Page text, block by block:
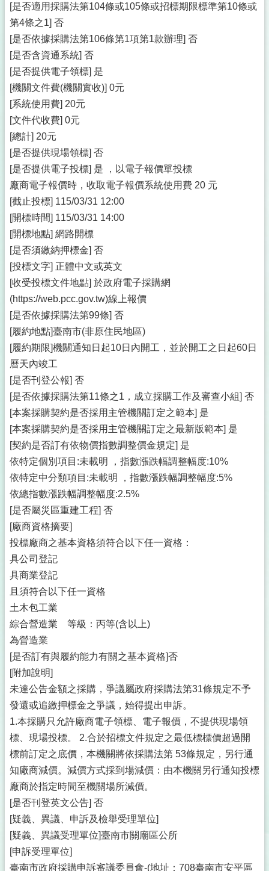
[是否適用採購法第104條或105條或招標期限標準第10條或
第4條之1] 否
[是否依據採購法第106條第1項第1款辦理] 否
[是否含資通系統] 否
[是否提供電子領標] 是
[機關文件費(機關實收)] 0元
[系統使用費] 20元
[文件代收費] 0元
[總計] 20元
[是否提供現場領標] 否
[是否提供電子投標] 是 ，以電子報價單投標
廠商電子報價時，收取電子報價系統使用費 20 元
[截止投標] 115/03/31 12:00
[開標時間] 115/03/31 14:00
[開標地點] 網路開標
[是否須繳納押標金] 否
[投標文字] 正體中文或英文
[收受投標文件地點] 於政府電子採購網
(https://web.pcc.gov.tw)線上報價
[是否依據採購法第99條] 否
[履約地點]臺南市(非原住民地區)
[履約期限]機關通知日起10日內開工，並於開工之日起60日
曆天內竣工
[是否刊登公報] 否
[是否依據採購法第11條之1，成立採購工作及審查小組] 否
[本案採購契約是否採用主管機關訂定之範本] 是
[本案採購契約是否採用主管機關訂定之最新版範本] 是
[契約是否訂有依物價指數調整價金規定] 是
依特定個別項目:未載明 ，指數漲跌幅調整幅度:10%
依特定中分類項目:未載明 ，指數漲跌幅調整幅度:5%
依總指數漲跌幅調整幅度:2.5%
[是否屬災區重建工程] 否
[廠商資格摘要]
投標廠商之基本資格須符合以下任一資格：
具公司登記
具商業登記
且須符合以下任一資格
土木包工業
綜合營造業 等級：丙等(含以上)
為營造業
[是否訂有與履約能力有關之基本資格]否
[附加說明]
未達公告金額之採購，爭議屬政府採購法第31條規定不予
發還或追繳押標金之爭議，始得提出申訴。
1.本採購只允許廠商電子領標、電子報價，不提供現場領
標、現場投標。 2.合於招標文件規定之最低標標價超過開
標前訂定之底價，本機關將依採購法第 53條規定，另行通
知廠商減價。減價方式採到場減價：由本機關另行通知投標
廠商於指定時間至機關場所減價。
[是否刊登英文公告] 否
[疑義、異議、申訴及檢舉受理單位]
[疑義、異議受理單位]臺南市關廟區公所
[申訴受理單位]
臺南市政府採購申訴審議委員會-(地址：708臺南市安平區